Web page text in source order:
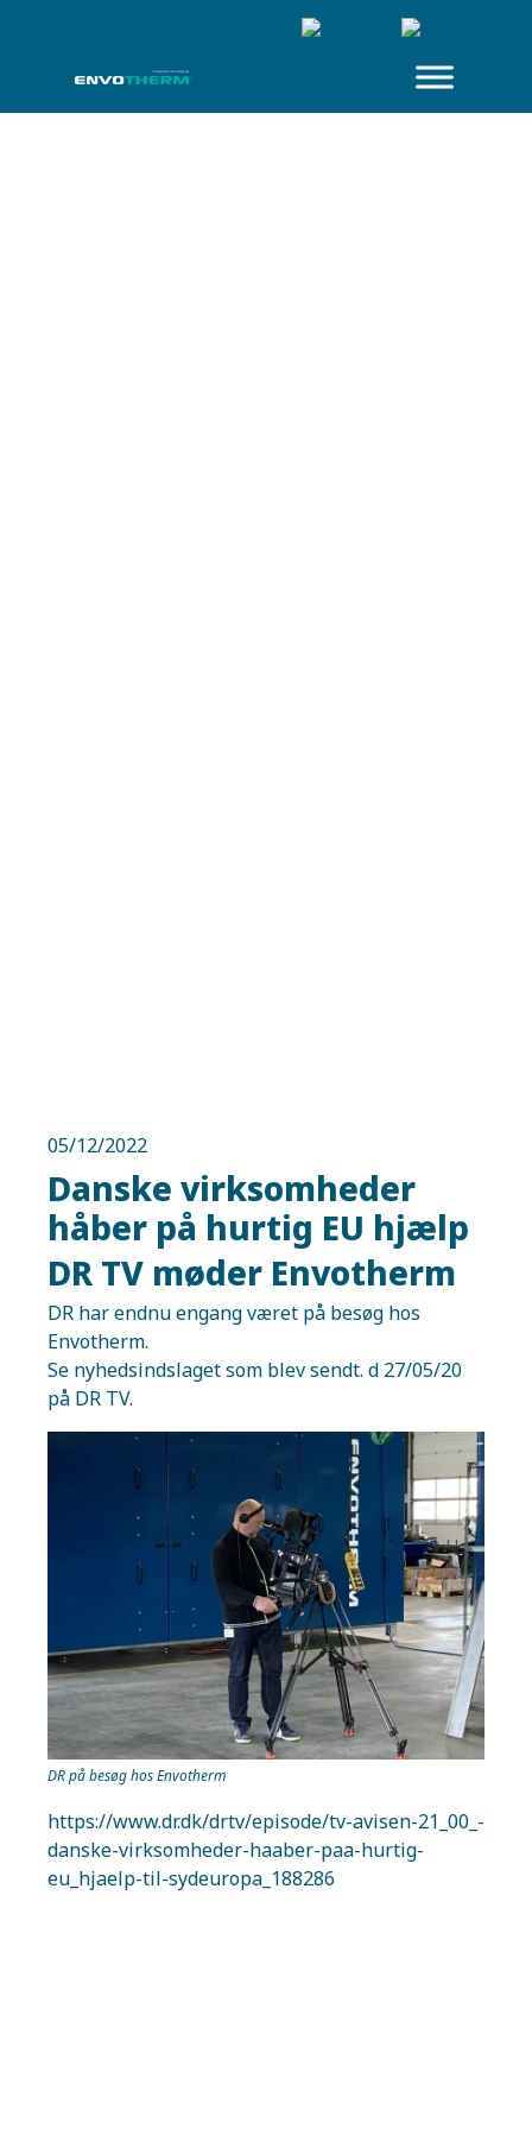
05/12/2022
Danske virksomheder
håber på hurtig EU hjælp
DR TV møder Envotherm
DR har endnu engang været på besøg hos
Envotherm.
Se nyhedsindslaget som blev sendt. d 27/05/20
på DR TV.
DR på besøg hos Envotherm
https://www.dr.dk/drtv/episode/tv-avisen-21_00_-
danske-virksomheder-haaber-paa-hurtig-
eu_hjaelp-til-sydeuropa_188286